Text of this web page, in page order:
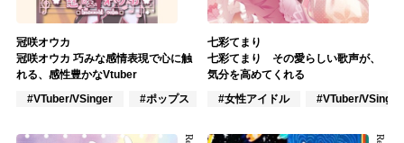
冠咲オウカ
冠咲オウカ 巧みな感情表現で心に触
れる、感性豊かなVtuber
#VTuber/VSinger
#ポップス #アニメ/ゲーム
七彩てまり
七彩てまり その愛らしい歌声が、
気分を高めてくれる
#女性アイドル
#VTuber/VSinger